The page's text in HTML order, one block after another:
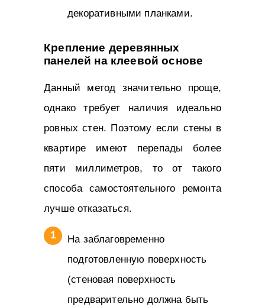
декоративными планками.
Крепление деревянных
панелей на клеевой основе
Данный метод значительно проще,
однако требует наличия идеально
ровных стен. Поэтому если стены в
квартире имеют перепады более
пяти миллиметров, то от такого
способа самостоятельного ремонта
лучше отказаться.
На заблаговременно
подготовленную поверхность
(стеновая поверхность
предварительно должна быть